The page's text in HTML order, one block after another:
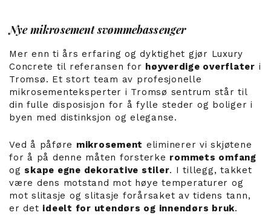
Nye mikrosement svømmebassenger
Mer enn ti års erfaring og dyktighet gjør Luxury
Concrete til referansen for høyverdige overflater i
Tromsø. Et stort team av profesjonelle
mikrosementeksperter i Tromsø sentrum står til
din fulle disposisjon for å fylle steder og boliger i
byen med distinksjon og eleganse.
Ved å påføre mikrosement eliminerer vi skjøtene
for å på denne måten forsterke rommets omfang
og skape egne dekorative stiler. I tillegg, takket
være dens motstand mot høye temperaturer og
mot slitasje og slitasje forårsaket av tidens tann,
er det ideelt for utendørs og innendørs bruk.